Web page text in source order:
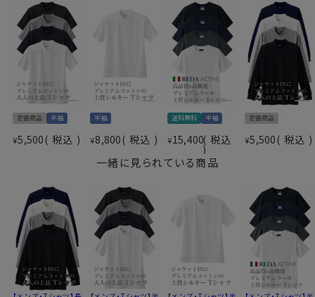
ャツ！
ozieオリジナルの適度な肉厚の40番手度詰め天竺を使
ったしっとりとした肌触りと光沢感のあるこのTシャツ
は、スーツ・ジャケットにあわせるのに最適な上品七分袖
Tシャツです。
※リブ部分について
Tシャツのリブは洗濯を繰り返すと徐々に縮みます。
ですので縮んだ後もリブの高さを維持するために、新品
時はリブを高めに設定しております。
その為、立体的な首周りのTシャツを平面で畳んだ状態
でお届けした際、首周りに若干ヨレがあります。
最初のご試着時はヨレが取れませんが、数回着用・洗濯
することでリブの目が詰まり、高さが落ち着いてきて写真
のように解消されます。
ジャケットの襟が汚れないように継続的に高さを維持す
るには、新品時でかなり高めに設定しないといけない商
品の特性上として、ご理解いただければ幸いです。
仕様表
素材
綿100％（40番手双糸）
プレミアムコットン＝スーピマ綿
素材名
ニット（度詰め天竺）
衿型
丸首 クルーネック
（衿後部のリブ部分やや高め）
ポケット
なし
七分袖
サイズ
S・M・L・LL・3L・全5サイズ
生産国
中国
ビジカジ・ビジネス・ワイシャツ・Yシャツ・ドレスシャツ
定番商品 半袖
¥5,500 税込
半袖
¥8,800 税込
送料無料 半袖
¥15,400 税込
定番商品
¥5,500 税込
一緒に見られている商品